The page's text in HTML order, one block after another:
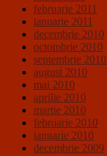
februarie 2011
ianuarie 2011
decembrie 2010
octombrie 2010
septembrie 2010
august 2010
mai 2010
aprilie 2010
martie 2010
februarie 2010
ianuarie 2010
decembrie 2009